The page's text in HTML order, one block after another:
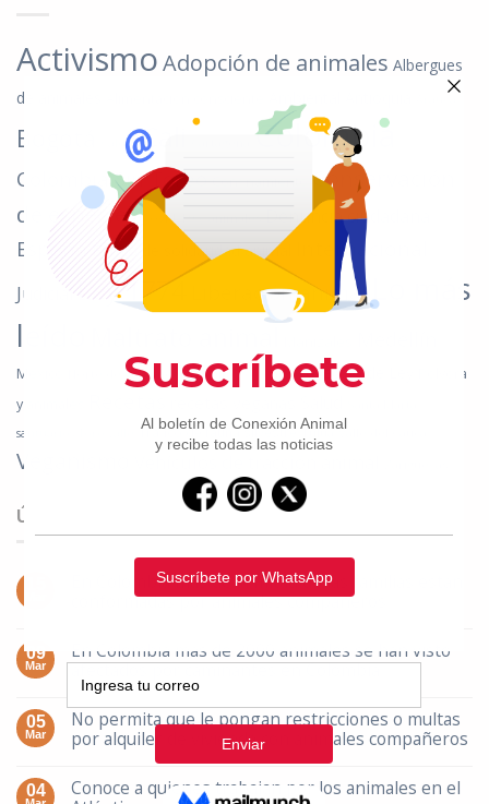
ActivismoAdopción de animales Albergues
de animales
Bogotá Caldas Cali Colombia
Colombia Sin Toreo Confinamiento
Conservación
de especies Covid-19 y animales Denuncia ciudadana
España Fondo de solidaridad animal Internacional
Judicial Ley 1774 Liberación animal Lo más
leído
México Norte de Santander Pereira Popayán Proyectos de Ley
Pólvora
y animales
santuarios Tráfico de fauna silvestre Tuluá Valle del Cauca
Veganismo Vehículos de tracción animal
ÚLTIMAS NOTICIAS
En Colombia más de la mitad de las familias están
conformadas por animales compañeros
09
Mar
En Colombia más de 2000 animales se han visto
afectados por caminantes en Colombia
05
Mar
No permita que le pongan restricciones o multas
por alquiler de vivienda con animales compañeros
04
Conoce a quienes trabajan por los animales en el